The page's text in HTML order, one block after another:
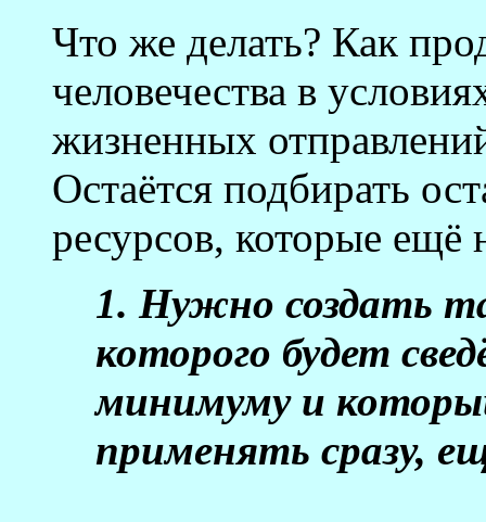
Что же делать? Как
человечества в
жизненных
Остаётся подбирать
ресурсов, которые
1. Нужно создать
которого будет
минимуму и
применять сразу,